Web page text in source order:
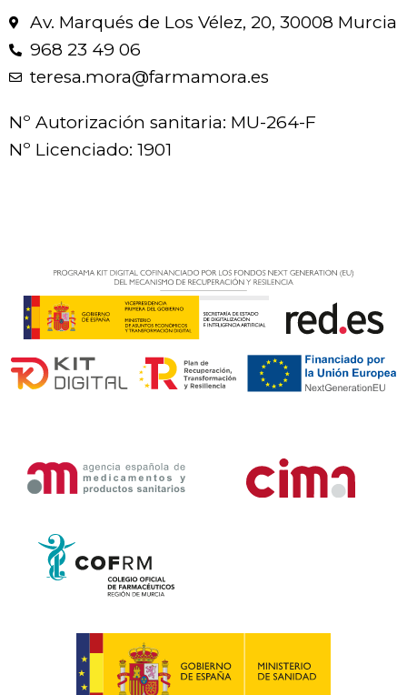
Av. Marqués de Los Vélez, 20, 30008 Murcia
968 23 49 06
teresa.mora@farmamora.es
Nº Autorización sanitaria: MU-264-F
Nº Licenciado: 1901